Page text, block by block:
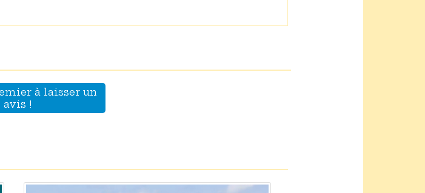
à laisser un
avis !